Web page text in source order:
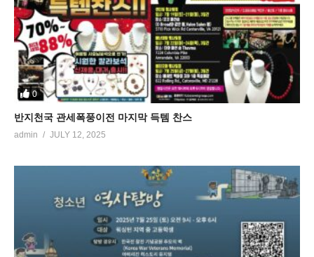
0
반지천국 관세폭풍이전 마지막 득템 찬스
admin JULY 12, 2025